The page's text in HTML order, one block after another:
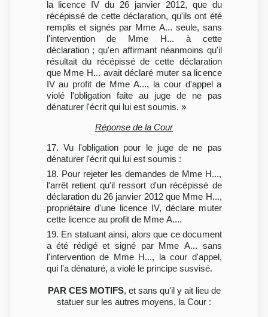
la licence IV du 26 janvier 2012, que du
récépissé de cette déclaration, qu'ils ont été
remplis et signés par Mme A... seule, sans
l'intervention de Mme H... à cette
déclaration ; qu'en affirmant néanmoins qu'il
résultait du récépissé de cette déclaration
que Mme H... avait déclaré muter sa licence
IV au profit de Mme A..., la cour d'appel a
violé l'obligation faite au juge de ne pas
dénaturer l'écrit qui lui est soumis. »
Réponse de la Cour
17. Vu l'obligation pour le juge de ne pas
dénaturer l'écrit qui lui est soumis :
18. Pour rejeter les demandes de Mme H...,
l'arrêt retient qu'il ressort d'un récépissé de
déclaration du 26 janvier 2012 que Mme H...,
propriétaire d'une licence IV, déclare muter
cette licence au profit de Mme A....
19. En statuant ainsi, alors que ce document
a été rédigé et signé par Mme A... sans
l'intervention de Mme H..., la cour d'appel,
qui l'a dénaturé, a violé le principe susvisé.
PAR CES MOTIFS, et sans qu'il y ait lieu de
statuer sur les autres moyens, la Cour :